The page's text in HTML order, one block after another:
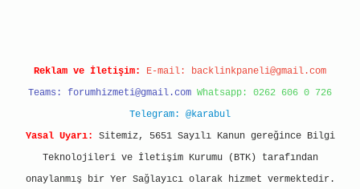
Reklam ve İletişim: E-mail: backlinkpaneli@gmail.com
Teams: forumhizmeti@gmail.com Whatsapp: 0262 606 0 726
Telegram: @karabul
Yasal Uyarı:
Sitemiz, 5651 Sayılı Kanun gereğince Bilgi
Teknolojileri ve İletişim Kurumu (BTK) tarafından
onaylanmış bir Yer Sağlayıcı olarak hizmet vermektedir.